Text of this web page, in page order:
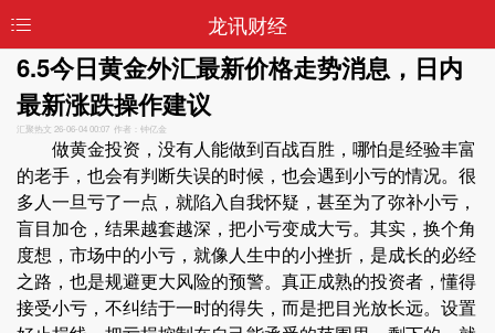
龙讯财经
6.5今日黄金外汇最新价格走势消息，日内
最新涨跌操作建议
汇聚热文 26-06-04 00:07 作者：钟亿金
做黄金投资，没有人能做到百战百胜，哪怕是经验丰富
的老手，也会有判断失误的时候，也会遇到小亏的情况。很
多人一旦亏了一点，就陷入自我怀疑，甚至为了弥补小亏，
盲目加仓，结果越套越深，把小亏变成大亏。其实，换个角
度想，市场中的小亏，就像人生中的小挫折，是成长的必经
之路，也是规避更大风险的预警。真正成熟的投资者，懂得
接受小亏，不纠结于一时的得失，而是把目光放长远。设置